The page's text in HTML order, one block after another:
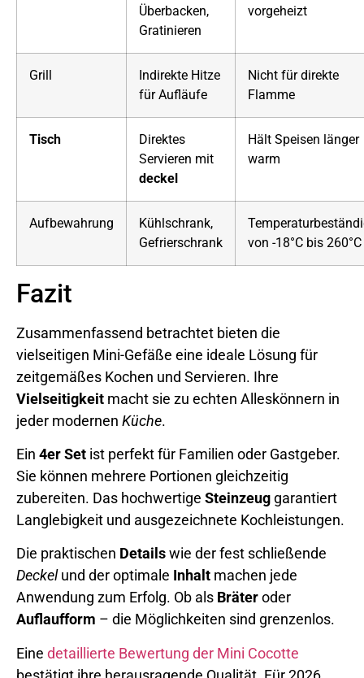
Überbacken,
Gratinieren
vorgeheizt
Grill
Indirekte Hitze
für Aufläufe
Nicht für direkte
Flamme
Tisch
Direktes
Servieren mit
deckel
Hält Speisen länger
warm
Aufbewahrung
Kühlschrank,
Gefrierschrank
von -18°C bis 260°C
Fazit
Zusammenfassend betrachtet bieten die
vielseitigen Mini-Gefäße eine ideale Lösung für
zeitgemäßes Kochen und Servieren. Ihre
Vielseitigkeit macht sie zu echten Alleskönnern in
jeder modernen Küche.
Ein 4er Set ist perfekt für Familien oder Gastgeber.
Sie können mehrere Portionen gleichzeitig
zubereiten. Das hochwertige Steinzeug garantiert
Langlebigkeit und ausgezeichnete Kochleistungen.
Die praktischen Detailswie der fest schließende
Deckelund der optimale Inhalt machen jede
Anwendung zum Erfolg. Ob als Bräteroder
Auflaufform – die Möglichkeiten sind grenzenlos.
Eine detaillierte Bewertung der Mini Cocotte